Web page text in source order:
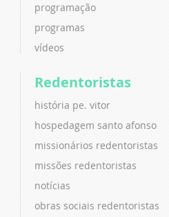
programação
programas
vídeos
Redentoristas
história pe. vitor
hospedagem santo afonso
missionários redentoristas
missões redentoristas
notícias
obras sociais redentoristas